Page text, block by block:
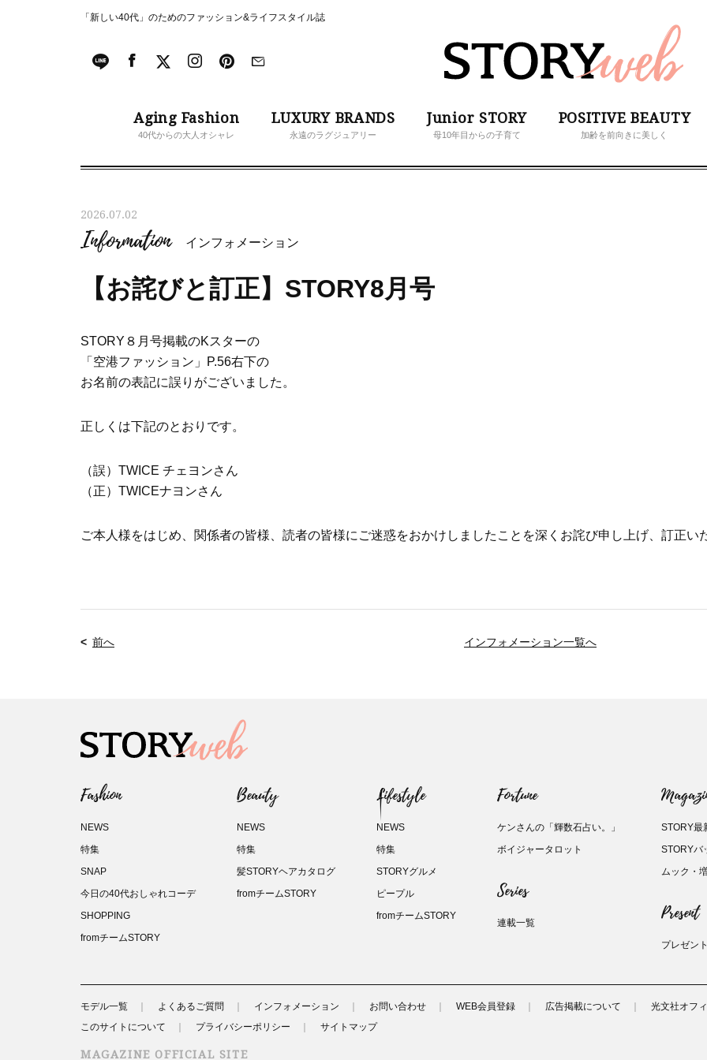
「新しい40代」のためのファッション&ライフスタイル誌
Aging Fashion
40代からの大人オシャレ
LUXURY BRANDS
永遠のラグジュアリー
Junior STORY
母10年目からの子育て
POSITIVE BEAUTY
加齢を前向きに美しく
2026.07.02
Information インフォメーション
【お詫びと訂正】STORY8月号
STORY８月号掲載のKスターの
「空港ファッション」P.56右下の
お名前の表記に誤りがございました。
正しくは下記のとおりです。
（誤）TWICE チェヨンさん
（正）TWICEナヨンさん
ご本人様をはじめ、関係者の皆様、読者の皆様にご迷惑をおかけしましたことを深くお詫び申し上げ、訂正い
前へ インフォメーション一覧へ
Fashion
NEWS
特集
SNAP
今日の40代おしゃれコーデ
SHOPPING
fromチームSTORY
Beauty
NEWS
特集
髪STORYヘアカタログ
fromチームSTORY
Lifestyle
NEWS
特集
STORYグルメ
ピープル
fromチームSTORY
Fortune
ケンさんの「輝数石占い。」
ボイジャータロット
Series
連載一覧
STORY最
STORYバ
ムック・
Present
プレゼン
モデル一覧 よくあるご質問 インフォメーション お問い合わせ WEB会員登録 広告掲載について
光文社オフ
このサイトについて
プライバシーポリシー サイトマップ
MAGAZINE OFFICIAL SITE